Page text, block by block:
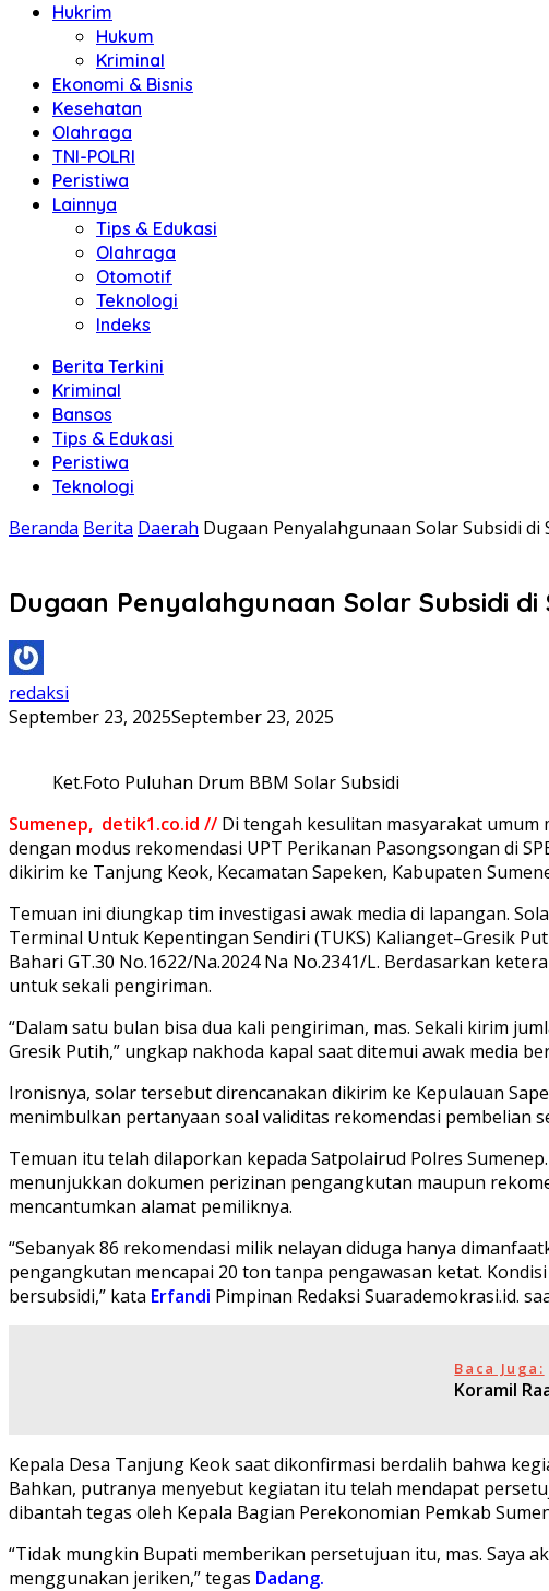
Hukrim
Hukum
Kriminal
Ekonomi & Bisnis
Kesehatan
Olahraga
TNI-POLRI
Peristiwa
Lainnya
Tips & Edukasi
Olahraga
Otomotif
Teknologi
Indeks
Berita Terkini
Kriminal
Bansos
Tips & Edukasi
Peristiwa
Teknologi
Beranda Berita Daerah Dugaan Penyalahgunaan Solar Subsidi
Dugaan Penyalahgunaan Solar Subsidi
redaksi
September 23, 2025September 23, 2025
Ket.Foto Puluhan Drum BBM Solar Subsidi
Sumenep, detik1.co.id // Di tengah kesulitan masyarakat
dengan modus rekomendasi UPT Perikanan Pasongsongan di
dikirim ke Tanjung Keok, Kecamatan Sapeken, Kabupaten
Temuan ini diungkap tim investigasi awak media di lapangan.
Terminal Untuk Kepentingan Sendiri (TUKS) Kalianget–Gresik
Bahari GT.30 No.1622/Na.2024 Na No.2341/L. Berdasarkan
untuk sekali pengiriman.
“Dalam satu bulan bisa dua kali pengiriman, mas. Sekali kirim
Gresik Putih,” ungkap nakhoda kapal saat ditemui awak media
Ironisnya, solar tersebut direncanakan dikirim ke Kepulauan
menimbulkan pertanyaan soal validitas rekomendasi pembelian
Temuan itu telah dilaporkan kepada Satpolairud Polres
menunjukkan dokumen perizinan pengangkutan maupun
mencantumkan alamat pemiliknya.
“Sebanyak 86 rekomendasi milik nelayan diduga hanya
pengangkutan mencapai 20 ton tanpa pengawasan ketat.
bersubsidi,” kata Erfandi Pimpinan Redaksi Suarademokrasi.id.
Baca Juga:
Koramil
Kepala Desa Tanjung Keok saat dikonfirmasi berdalih bahwa
Bahkan, putranya menyebut kegiatan itu telah mendapat
dibantah tegas oleh Kepala Bagian Perekonomian Pemkab
“Tidak mungkin Bupati memberikan persetujuan itu, mas. Saya
menggunakan jeriken,” tegas Dadang.